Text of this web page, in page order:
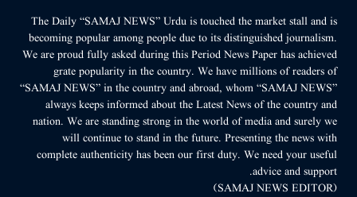
The Daily “SAMAJ NEWS” Urdu is touched the market stall and is
becoming popular among people due to its distinguished journalism.
We are proud fully asked during this Period News Paper has achieved
grate popularity in the country. We have millions of readers of
“SAMAJ NEWS” in the country and abroad, whom “SAMAJ NEWS”
always keeps informed about the Latest News of the country and
nation. We are standing strong in the world of media and surely we
will continue to stand in the future. Presenting the news with
complete authenticity has been our first duty. We need your useful
advice and support.
(SAMAJ NEWS EDITOR)